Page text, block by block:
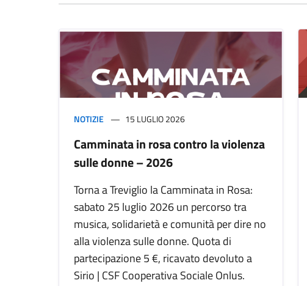
NOTIZIE 15 LUGLIO 2026
Camminata in rosa contro la violenza
sulle donne – 2026
Torna a Treviglio la Camminata in Rosa:
sabato 25 luglio 2026 un percorso tra
musica, solidarietà e comunità per dire no
alla violenza sulle donne. Quota di
partecipazione 5 €, ricavato devoluto a
Sirio | CSF Cooperativa Sociale Onlus.